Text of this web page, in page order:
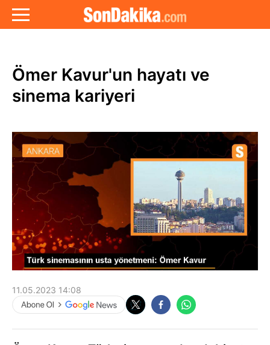
Ömer Kavur'un hayatı ve
sinema kariyeri
11.05.2023 14:08